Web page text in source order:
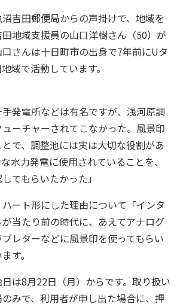
吉田郵便局からの声掛けで、地域を
地域支援員の山口洋樹さん（50）が
さんは十日町市の出身で7年前にUタ
域で活動しています。
手発電所などは有名ですが、浅河原調
ーチャーされてこなかった。風景印
で、調整池には実は大切な役割があ
水力発電に使用されていることを、
てもらいたかった」
ート形にした理由について「インタ
当たり前の時代に、あえてアナログ
レターなどに風景印を使ってもらい
す。
は8月22日（月）からです。取り扱い
みで、利用者が申し出た場合に、押